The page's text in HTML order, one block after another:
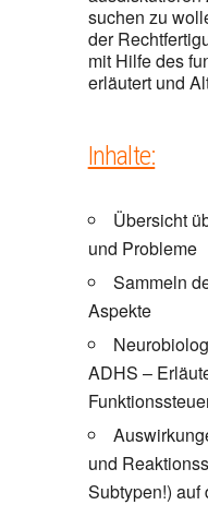
suchen zu
der
mit Hilfe des
erläutert und
Inhalte:
Übersicht
und Probleme
Sammeln
Aspekte
ADHS –
und
Subtypen!) auf